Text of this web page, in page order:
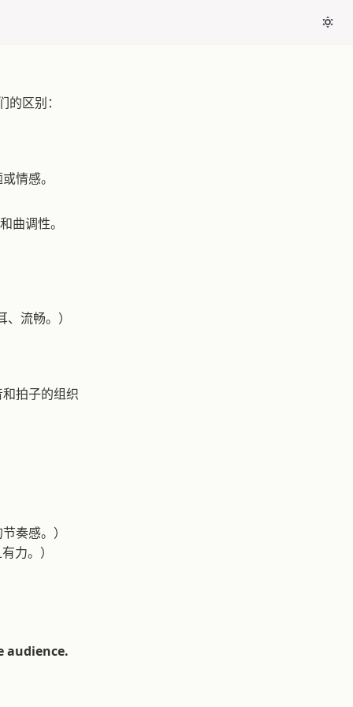
区别：
情感。
曲调性。
流畅。）
拍子的组织
奏感。）
力。）
audience.